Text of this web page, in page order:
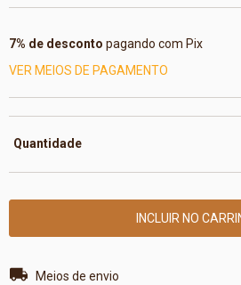
7% de desconto pagando com Pix
VER MEIOS DE PAGAMENTO
Quantidade
Entregas para o CEP:
Meios de envio